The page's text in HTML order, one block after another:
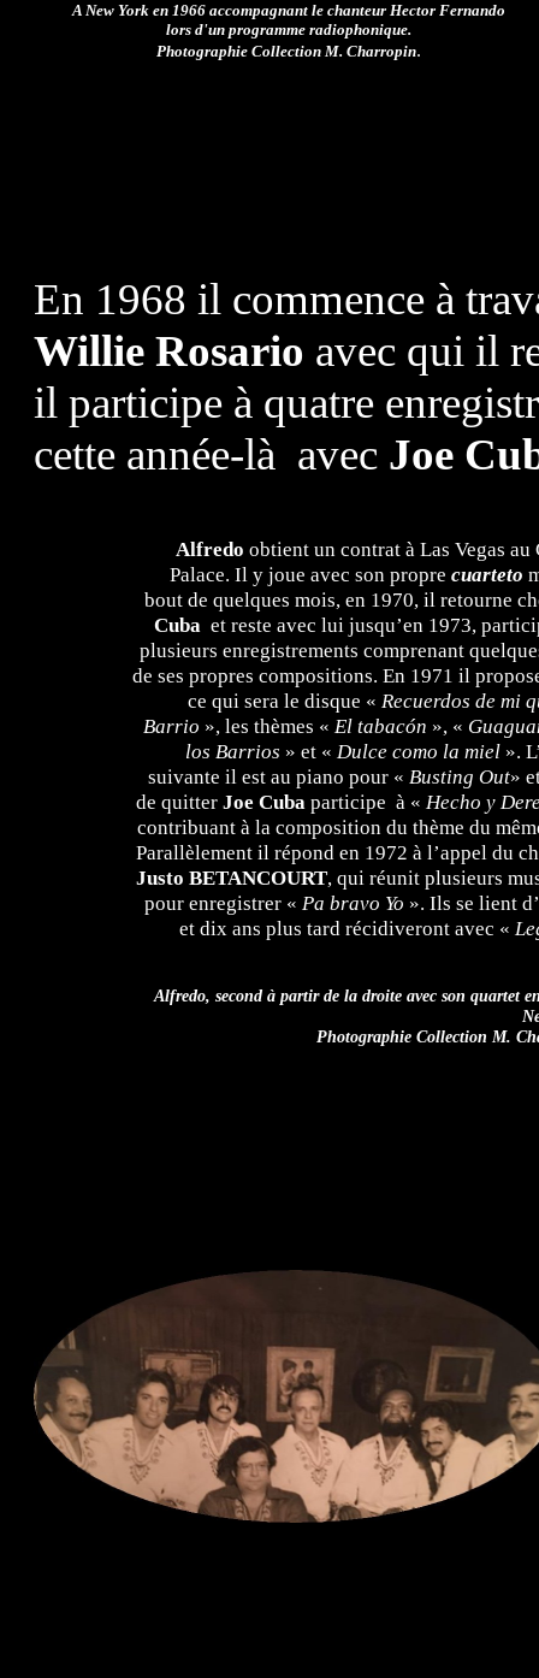
A New York en 1966 accompagnant le chanteur Hector Fernando
lors d'un programme radiophonique.
Photographie Collection M. Charropin.
En 1968 il commence à
Willie Rosario avec qui il
il participe à quatre
cette année-là avecJoe
Alfredo obtient un contrat à Las Vegas au
Palace. Il y joue avec son propre cuarteto
bout de quelques mois, en 1970, il retourne
Cubaet reste avec lui jusqu’en 1973,
plusieurs enregistrements comprenant
de ses propres compositions. En 1971 il
ce qui sera le disque « Recuerdos de mi
Barrio », les thèmes « El tabacón », «
los Barrios » et « Dulce como la miel».
suivante il est au piano pour « Busting Out»
de quitter Joe Cubaparticipe à « Hecho y
contribuant à la composition du thème du
Parallèlement il répond en 1972 à l’appel du
Justo BETANCOURT, qui réunit plusieurs
pour enregistrer « Pa bravo Yo ». Ils se lient
et dix ans plus tard récidiveront avec «
Alfredo, second à partir de la droite avec son quartet
Photographie Collection M.